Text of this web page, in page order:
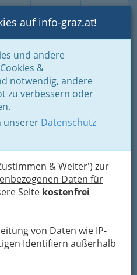
Login Toggle
auf info-graz.at!
und andere
&
notwendig, andere
zu verbessern oder
unserer Datenschutz
& Weiter') zur
Daten für
Seite kostenfrei
von Daten wie IP-
Identifiern außerhalb
Haus & Garten
Winter allerdings von
oder glatte
Unfällen mit